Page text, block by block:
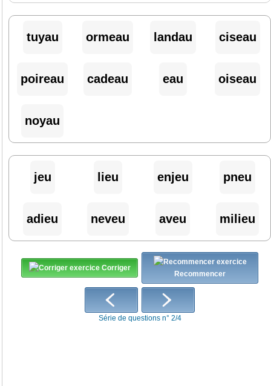
tuyau ormeau landau ciseau
poireau cadeau eau oiseau
noyau
jeu lieu enjeu pneu
adieu neveu aveu milieu
Corriger
Recommencer
Série de questions n° 2/4